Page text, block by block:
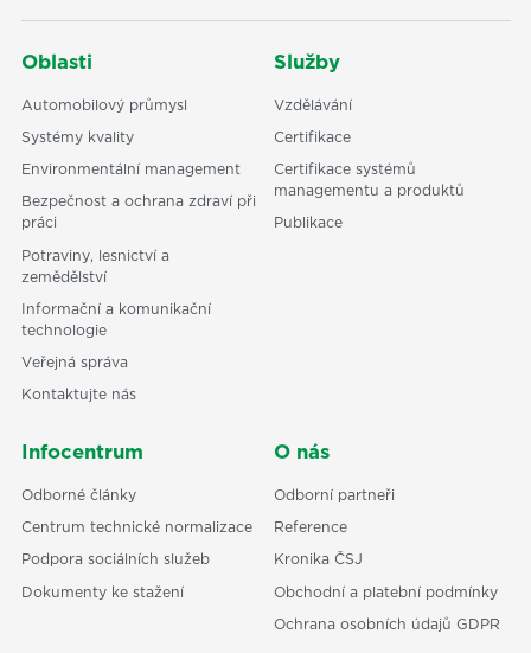
Oblasti
Automobilový průmysl
Systémy kvality
Environmentální management
Bezpečnost a ochrana zdraví při
práci
Potraviny, lesnictví a
zemědělství
Informační a komunikační
technologie
Veřejná správa
Kontaktujte nás
Služby
Vzdělávání
Certifikace
Certifikace systémů
managementu a produktů
Publikace
Infocentrum
Odborné články
Centrum technické normalizace
Podpora sociálních služeb
Dokumenty ke stažení
O nás
Odborní partneři
Reference
Kronika ČSJ
Obchodní a platební podmínky
Ochrana osobních údajů GDPR